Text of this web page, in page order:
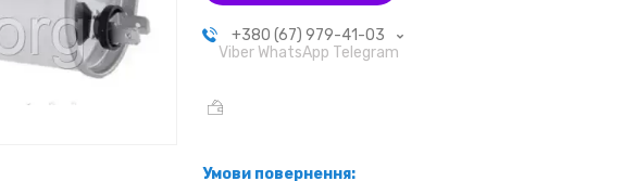
+380 (67) 979-41-03
Viber WhatsApp Telegram